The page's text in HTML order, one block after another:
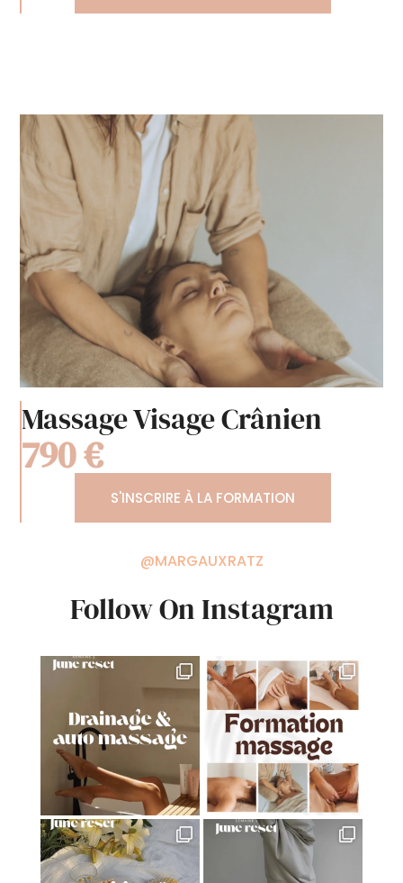
Massage Visage Crânien
790 €
S'INSCRIRE À LA FORMATION
@MARGAUXRATZ
Follow On Instagram